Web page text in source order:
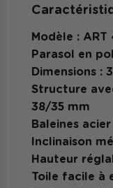
Modèle : ART
Parasol en
Dimensions :
Structure
38/35 mm
Baleines
Inclinaison
Hauteur
Toile facile à